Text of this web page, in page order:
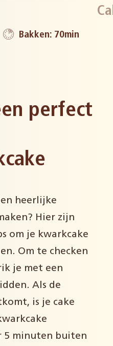
Bakken: 70min
perfect
heerlijke
Hier zijn
om je kwarkcake
Om te checken
je met een
Als de
is je cake
5 minuten buiten